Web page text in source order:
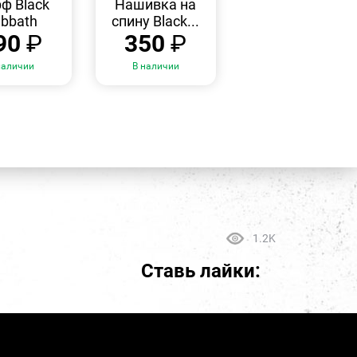
Black
₽
Нашивка на
спину Black...
350₽
В наличии
1.2K
Ставь лайки: